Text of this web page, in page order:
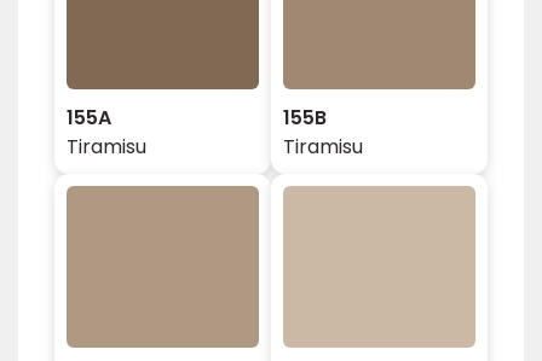
155A
Tiramisu
155B
Tiramisu